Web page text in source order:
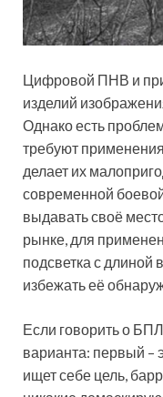
Цифровой ПНВ и
изделий
Однако есть
требуют
делает их
современной
выдавать своё
рынке, для
подсветка с длиной
избежать её
Если говорить о
варианта: первый –
ищет себе цель,